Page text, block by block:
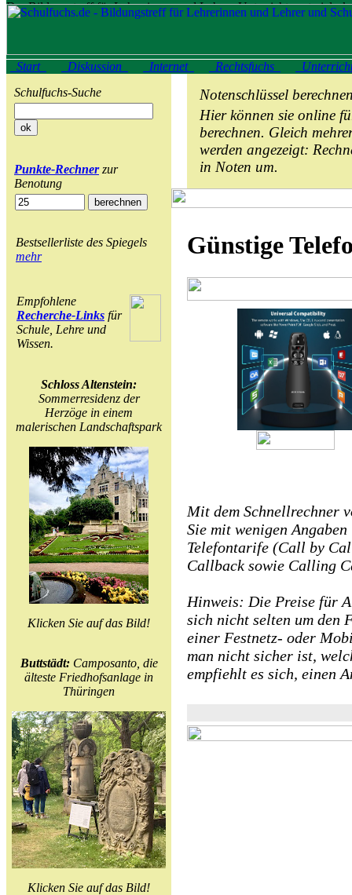
Start Diskussion Internet Rechtsfuchs
Schulfuchs-Suche
Punkte-Rechnerzur
Benotung
Bestsellerliste des Spiegels
mehr
Empfohlene
Recherche-Links für
Schule, Lehre und
Wissen.
Schloss Altenstein:
Sommerresidenz der
Herzöge in einem
malerischen Landschaftspark
Klicken Sie auf das Bild!
Buttstädt:Camposanto, die
älteste Friedhofsanlage in
Thüringen
Klicken Sie auf das Bild!
Notenschlüssel
Hier können sie online
berechnen. Gleich
werden angezeigt:
in Noten um.
Günstige
Mit dem Schnellrechner
Sie mit wenigen
Telefontarife (Call by
Callback sowie Calling
Hinweis: Die Preise für
sich nicht selten um den
einer Festnetz- oder
man nicht sicher ist,
empfiehlt es sich, einen